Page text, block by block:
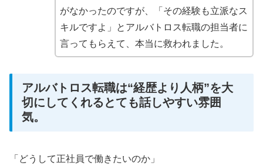
がなかったのですが、「その経験も立派なス
キルですよ」とアルバトロス転職の担当者に
言ってもらえて、本当に救われました。
アルバトロス転職は“経歴より人柄”を大
切にしてくれるとても話しやすい雰囲
気。
「どうして正社員で働きたいのか」